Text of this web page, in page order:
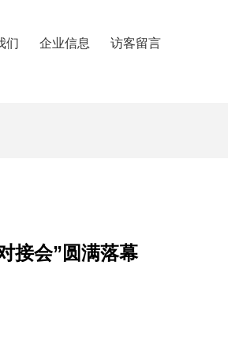
们 企业信息 访客留言
接会”圆满落幕